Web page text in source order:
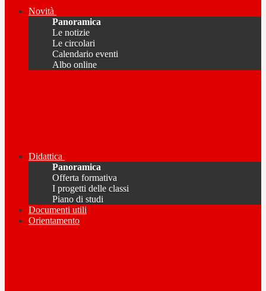
Novità
Panoramica
Le notizie
Le circolari
Calendario eventi
Albo online
Didattica
Panoramica
Offerta formativa
I progetti delle classi
Piano di studi
Documenti utili
Orientamento